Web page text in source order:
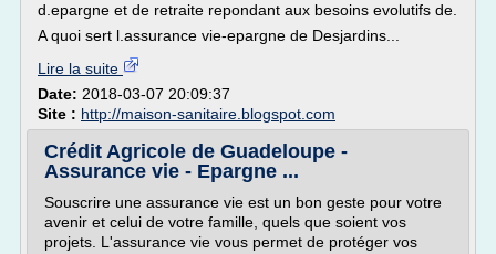
d.epargne et de retraite repondant aux besoins evolutifs de.
A quoi sert l.assurance vie-epargne de Desjardins...
Lire la suite
Date: 2018-03-07 20:09:37
Site : http://maison-sanitaire.blogspot.com
Crédit Agricole de Guadeloupe -
Assurance vie - Epargne ...
Souscrire une assurance vie est un bon geste pour votre
avenir et celui de votre famille, quels que soient vos
projets. L'assurance vie vous permet de protéger vos